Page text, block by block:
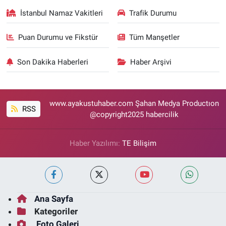
İstanbul Namaz Vakitleri Trafik Durumu
Puan Durumu ve Fikstür Tüm Manşetler
Son Dakika Haberleri Haber Arşivi
RSS
www.ayakustuhaber.com Şahan Medya Productıon
@copyright2025 habercilik
Haber Yazılımı: TE Bilişim
Ana Sayfa
Kategoriler